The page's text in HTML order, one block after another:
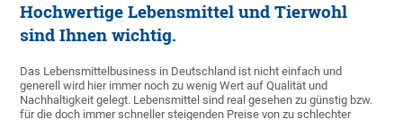
Hochwertige Lebensmittel und Tierwohl
sind Ihnen wichtig.
Das Lebensmittelbusiness in Deutschland ist nicht einfach und
generell wird hier immer noch zu wenig Wert auf Qualität und
Nachhaltigkeit gelegt. Lebensmittel sind real gesehen zu günstig bzw.
für die doch immer schneller steigenden Preise von zu schlechter